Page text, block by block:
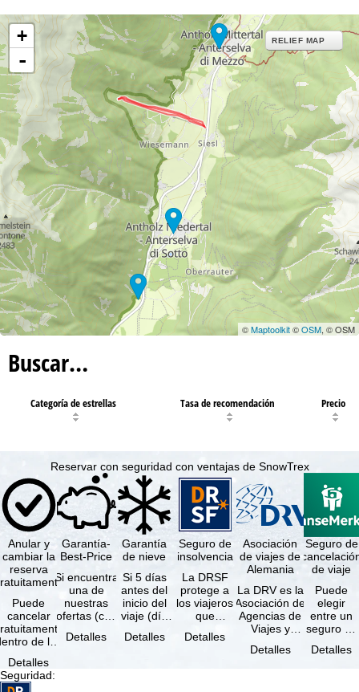
+
-
RELIEF MAP
©Maptoolkit©OSM, © OSM
Buscar…
Categoría de estrellas Tasa de recomendación Precio
Reservar con seguridad con ventajas de SnowTrex
Anular y
cambiar la
reserva
Puede
cancelar
de los
a
reserva, …
Detalles
Garantía-
Best-Price
Si encuentra
una de
nuestras
ofertas (con
prestaciones
Detalles
Garantía
de nieve
Si 5 días
antes del
inicio del
viaje (día
ninguna de
Detalles
Seguro de
insolvencia
La DRSF
protege a
los viajeros
que
viaje
Detalles
Asociación
de viajes de
Alemania
La DRV es la
Asociación de
Agencias de
Viajes y
más grande
Detalles
Seguro de
de viaje
Puede
elegir
entre un
seguro de
de viaje
Detalles
Seguridad: